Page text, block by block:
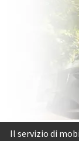
Il servizio di